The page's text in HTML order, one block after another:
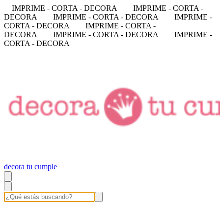
IMPRIME - CORTA - DECORA
IMPRIME - CORTA -
DECORA
IMPRIME - CORTA - DECORA
IMPRIME -
CORTA - DECORA
IMPRIME - CORTA -
DECORA
IMPRIME - CORTA - DECORA
IMPRIME -
CORTA - DECORA
decora tu cumple